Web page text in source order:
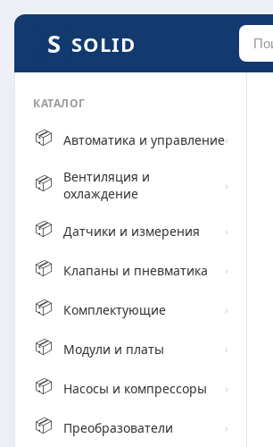
SOLID
КАТАЛОГ
📦 Автоматика и управление›
📦
Вентиляция и
охлаждение
›
📦 Датчики и измерения ›
📦 Клапаны и пневматика ›
📦 Комплектующие ›
📦 Модули и платы ›
📦 Насосы и компрессоры ›
📦 Преобразователи ›